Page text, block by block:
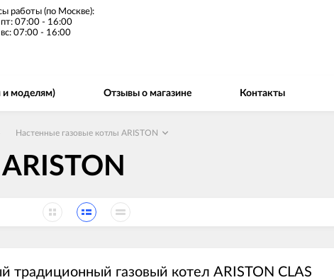
работы (по Москве):
07:00 - 16:00
07:00 - 16:00
и моделям) Отзывы о магазине Контакты
Настенные газовые котлы ARISTON
традиционный газовый котел ARISTON CLAS